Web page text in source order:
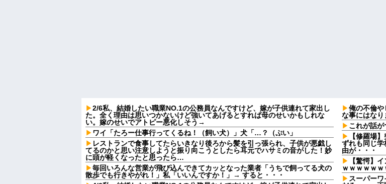
2/6私、結婚したい職業NO.1の公務員なんですけど、嫁が子供連れて家出し
た。全く理由は思いつかないけど強いてあげるとすれば母のせいかもしれな
い。嫁のせいでアトピー悪化しそう→
ワイ「たろー仕事行ってくるね！（飼い犬）」犬「…？（ぷい」
レストランで食事してたらいきなり後ろから髪を引っ張られ、子供が悪戯し
てるのかと思い注意しようと振り向こうとしたら耳元でハサミの音がした！妙
に頭が軽くなったと思ったら…
毎回いろんな営業が飛び込んできてカッとなった業者「うちで飼ってる犬の
散歩でも行きやがれ！」私「いいんですか！」→ すると・・・
俺の不倫
な事にはなり
これが話
【修羅場
ずれも同じ
由が・・・
【驚愕】
ｗｗｗｗｗｗ
スーパー